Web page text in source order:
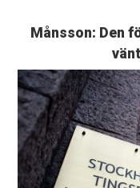
Månsson: Den